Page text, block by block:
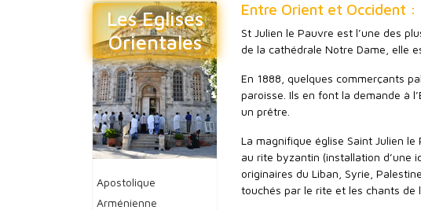
Les Eglises
Orientales
Apostolique
Arménienne
Entre Orient et Occident :
St Julien le Pauvre est l’une des
de la cathédrale Notre Dame, elle
En 1888, quelques commerçants
paroisse. Ils en font la demande à
un prêtre.
La magnifique église Saint Julien
au rite byzantin (installation d’une
originaires du Liban, Syrie,
touchés par le rite et les chants de